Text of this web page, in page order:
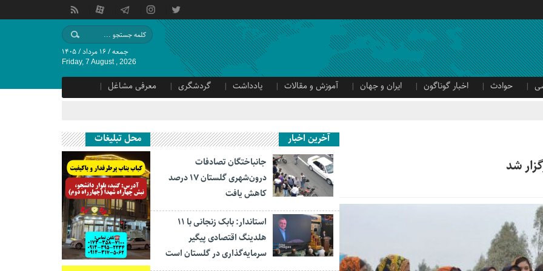
جمعه / ۱۶ مرداد / ۱۴۰۵
Friday, 7 August , 2026
حوادث اخبار گوناگون ایران و جهان آموزش و مقالات یادداشت گردشگری
معرفی مشاغل
شد
آخرین اخبار
جانباختگان تصادفات
درون‌شهری گلستان ۱۷ درصد
کاهش یافت
استاندار: بابک زنجانی با ۱۱
هلدینگ اقتصادی پیگیر
سرمایه‌گذاری در گلستان است
محل تبلیغات